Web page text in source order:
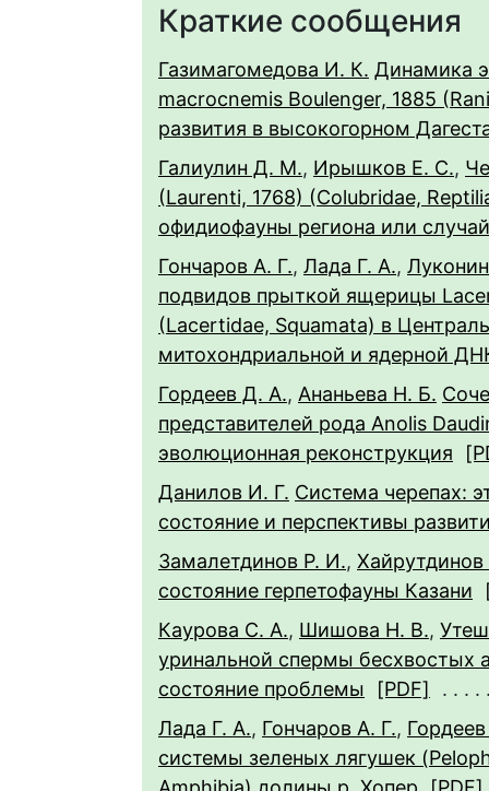
Краткие сообщения
Газимагомедова И. К. Динамика
macrocnemis Boulenger, 1885
развития в высокогорном
Галиулин Д. М., Ирышков Е. С.,
(Laurenti, 1768) (Colubridae,
офидиофауны региона или
Гончаров А. Г., Лада Г. А.,
подвидов прыткой ящерицы
(Lacertidae, Squamata) в
митохондриальной и ядерной
Гордеев Д. А., Ананьева Н. Б.
представителей рода Anolis
эволюционная реконструкция
Данилов И. Г. Система черепах:
состояние и перспективы
Замалетдинов Р. И.,
состояние герпетофауны Казани
Каурова С. А., Шишова Н. В.,
уринальной спермы бесхвостых
состояние проблемы
[PDF]
Лада Г. А., Гончаров А. Г.,
системы зеленых лягушек